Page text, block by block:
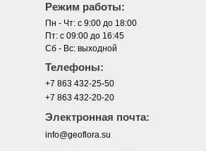
Телефоны:
Режим работы:
Электронная почта:
Пн - Чт: с 9:00 до 18:00
Пт: с 09:00 до 16:45
Сб - Вс: выходной
+7 863 432-25-50
+7 863 432-20-20
info@geoflora.su